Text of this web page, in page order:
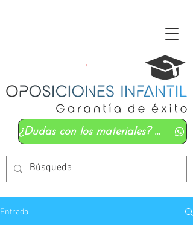
¿Dudas con los materiales? Mándanos un whatsapp
Entrada